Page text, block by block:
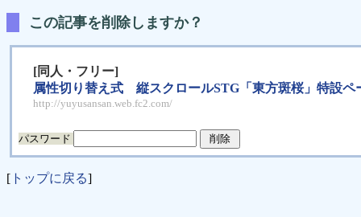
この記事を削除しますか？
[同人・フリー]
属性切り替え式 縦スクロールSTG「東方斑桜」特設ペ
http://yuyusansan.web.fc2.com/
パスワード
[ トップに戻る]